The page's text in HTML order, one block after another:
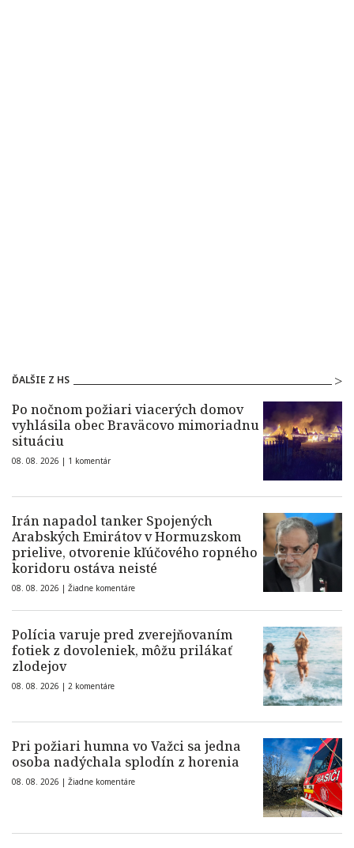
ĎALŠIE Z HS
Po nočnom požiari viacerých domov
vyhlásila obec Braväcovo mimoriadnu
situáciu
08. 08. 2026 | 1 komentár
Irán napadol tanker Spojených
Arabských Emirátov v Hormuzskom
prielive, otvorenie kľúčového ropného
koridoru ostáva neisté
08. 08. 2026 | Žiadne komentáre
Polícia varuje pred zverejňovaním
fotiek z dovoleniek, môžu prilákať
zlodejov
08. 08. 2026 | 2 komentáre
Pri požiari humna vo Važci sa jedna
osoba nadýchala splodín z horenia
08. 08. 2026 | Žiadne komentáre